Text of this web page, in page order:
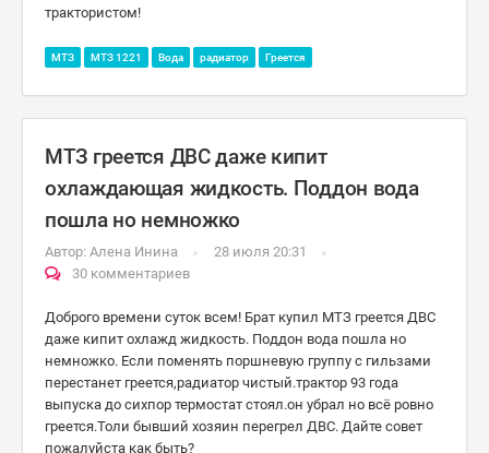
трактористом!
МТЗ МТЗ 1221 Вода радиатор Греется
МТЗ греется ДВС даже кипит
охлаждающая жидкость. Поддон вода
пошла но немножко
Автор: Алена Инина
28 июля 20:31
30 комментариев
Доброго времени суток всем! Брат купил МТЗ греется ДВС
даже кипит охлажд жидкость. Поддон вода пошла но
немножко. Если поменять поршневую группу с гильзами
перестанет греется,радиатор чистый.трактор 93 года
выпуска до сихпор термостат стоял.он убрал но всё ровно
греется.Толи бывший хозяин перегрел ДВС. Дайте совет
пожалуйста как быть?